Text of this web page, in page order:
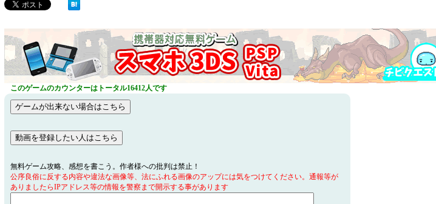
このゲームのカウンターはトータル16412人です
無料ゲーム攻略、感想を書こう。作者様への批判は禁止！
公序良俗に反する内容や違法な画像等、法にふれる画像のアップには気をつけてください。通報等が
ありましたらIPアドレス等の情報を警察まで開示する事があります